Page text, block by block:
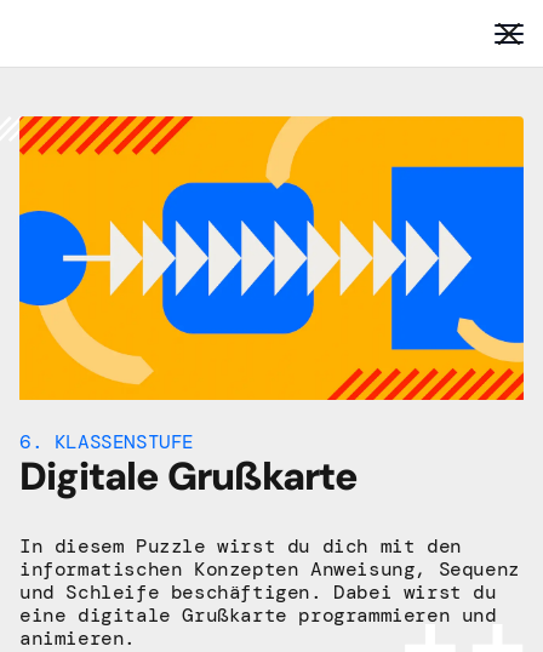
6. KLASSENSTUFE
Digitale Grußkarte
In diesem Puzzle wirst du dich mit den
informatischen Konzepten Anweisung, Sequenz
und Schleife beschäftigen. Dabei wirst du
eine digitale Grußkarte programmieren und
animieren.